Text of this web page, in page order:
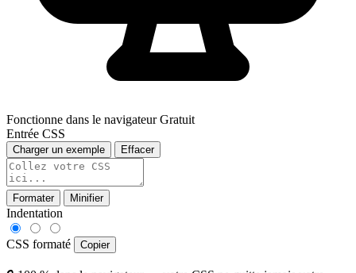
Fonctionne dans le navigateur Gratuit
Entrée CSS
Charger un exemple Effacer
Formater Minifier
Indentation
CSS formaté Copier